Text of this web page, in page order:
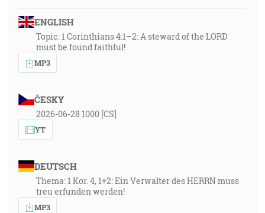
ENGLISH
Topic: 1 Corinthians 4:1–2: A steward of the LORD
must be found faithful!
MP3
ČESKY
2026-06-28 1000 [CS]
YT
DEUTSCH
Thema: 1 Kor. 4, 1+2: Ein Verwalter des HERRN muss
treu erfunden werden!
MP3